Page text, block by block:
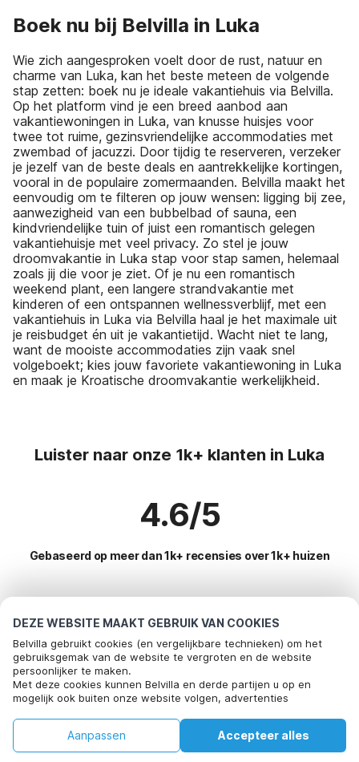
DEZE WEBSITE MAAKT GEBRUIK VAN COOKIES
Belvilla gebruikt cookies (en vergelijkbare technieken) om het
gebruiksgemak van de website te vergroten en de website
persoonlijker te maken.
Met deze cookies kunnen Belvilla en derde partijen u op en
mogelijk ook buiten onze website volgen, advertenties
social media.
Door op "accepteren" te klikken gaat u hiermee akkoord. Meer
informatie vind je in onscookiebeleid.
Accepteer alles
Aanpassen
Boek nu bij Belvilla in Luka
Wie zich aangesproken voelt door de rust, natuur en
charme van Luka, kan het beste meteen de volgende
stap zetten: boek nu je ideale vakantiehuis via Belvilla.
Op het platform vind je een breed aanbod aan
vakantiewoningen in Luka, van knusse huisjes voor
twee tot ruime, gezinsvriendelijke accommodaties met
zwembad of jacuzzi. Door tijdig te reserveren, verzeker
je jezelf van de beste deals en aantrekkelijke kortingen,
vooral in de populaire zomermaanden. Belvilla maakt het
eenvoudig om te filteren op jouw wensen: ligging bij zee,
aanwezigheid van een bubbelbad of sauna, een
kindvriendelijke tuin of juist een romantisch gelegen
vakantiehuisje met veel privacy. Zo stel je jouw
droomvakantie in Luka stap voor stap samen, helemaal
zoals jij die voor je ziet. Of je nu een romantisch
weekend plant, een langere strandvakantie met
kinderen of een ontspannen wellnessverblijf, met een
vakantiehuis in Luka via Belvilla haal je het maximale uit
je reisbudget én uit je vakantietijd. Wacht niet te lang,
want de mooiste accommodaties zijn vaak snel
volgeboekt; kies jouw favoriete vakantiewoning in Luka
en maak je Kroatische droomvakantie werkelijkheid.
Luister naar onze 1k+ klanten in Luka
4.6/5
Gebaseerd op meer dan 1k+ recensies over 1k+ huizen
Meest populaire bestemmingen voor
vakantie
Top steden met top voorzieningen voor vakantie
Vakantie appartementen maranovici
Vakantie appartementen pobrezje
Vakantie appartementen cibaca
Populaire voorzieningen voor vakantie in Luka
Vakantie appartementen
Vakantiehuis aan zee
Populaire steden voor vakantie in Midden-kroatie
Bel om te boeken
Huis Verlanglijst Boekingen Account